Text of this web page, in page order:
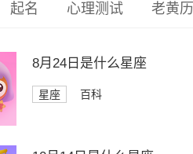
起名 心理测试 老黄历
8月24日是什么星座
星座 百科